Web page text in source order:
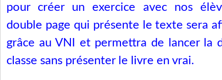
pour créer un exercice avec nos
double page qui présente le texte sera
grâce au VNI et permettra de lancer la
classe sans présenter le livre en vrai.